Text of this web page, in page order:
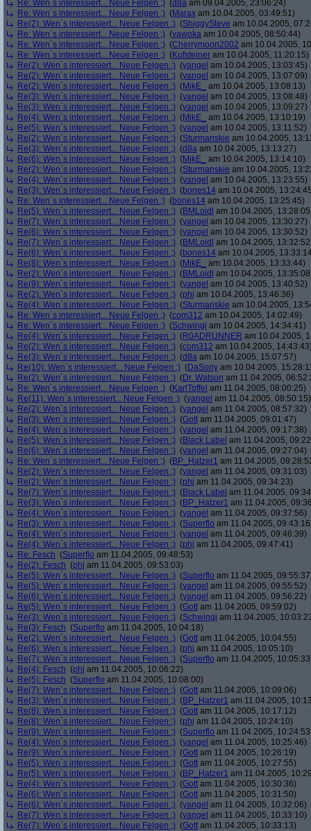
Re: Wen´s interessiert... Neue Felgen ;) (d8a am 09.04.2005, 23:06:24)
Re: Wen´s interessiert... Neue Felgen ;) (Marax am 10.04.2005, 03:49:51)
Re(2): Wen´s interessiert... Neue Felgen ;) (ShiggySteve am 10.04.2005,
Re: Wen´s interessiert... Neue Felgen ;) (vawoka am 10.04.2005, 08:50:44)
Re: Wen´s interessiert... Neue Felgen ;) (Cherrymoon2002 am 10.04.2005,
Re: Wen´s interessiert... Neue Felgen ;) (Kufsteiner am 10.04.2005, 11:20:15)
Re(2): Wen´s interessiert... Neue Felgen ;) (yangel am 10.04.2005, 13:03:45)
Re(2): Wen´s interessiert... Neue Felgen ;) (yangel am 10.04.2005, 13:07:09)
Re(2): Wen´s interessiert... Neue Felgen ;) (MikE_
am 10.04.2005, 13:08:13)
Re(3): Wen´s interessiert... Neue Felgen ;) (yangel am 10.04.2005, 13:08:48)
Re(3): Wen´s interessiert... Neue Felgen ;) (yangel am 10.04.2005, 13:09:27)
Re(4): Wen´s interessiert... Neue Felgen ;) (MikE_
am 10.04.2005, 13:10:19)
Re(5): Wen´s interessiert... Neue Felgen ;) (yangel am 10.04.2005, 13:11:52)
Re(2): Wen´s interessiert... Neue Felgen ;) (Sturmanskie am 10.04.2005,
Re(3): Wen´s interessiert... Neue Felgen ;) (d8a am 10.04.2005, 13:13:27)
Re(6): Wen´s interessiert... Neue Felgen ;) (MikE_
am 10.04.2005, 13:14:10)
Re(2): Wen´s interessiert... Neue Felgen ;) (Sturmanskie am 10.04.2005,
Re(4): Wen´s interessiert... Neue Felgen ;) (yangel am 10.04.2005, 13:23:55)
Re(3): Wen´s interessiert... Neue Felgen ;) (bones14 am 10.04.2005,
Re: Wen´s interessiert... Neue Felgen ;) (bones14 am 10.04.2005, 13:25:45)
Re(5): Wen´s interessiert... Neue Felgen ;) (BMLoidl am 10.04.2005,
Re(7): Wen´s interessiert... Neue Felgen ;) (yangel am 10.04.2005, 13:30:27)
Re(6): Wen´s interessiert... Neue Felgen ;) (yangel am 10.04.2005, 13:30:52)
Re(7): Wen´s interessiert... Neue Felgen ;) (BMLoidl am 10.04.2005,
Re(6): Wen´s interessiert... Neue Felgen ;) (bones14 am 10.04.2005,
Re(8): Wen´s interessiert... Neue Felgen ;) (MikE_
am 10.04.2005, 13:33:44)
Re(2): Wen´s interessiert... Neue Felgen ;) (BMLoidl am 10.04.2005,
Re(9): Wen´s interessiert... Neue Felgen ;) (yangel am 10.04.2005, 13:40:52)
Re(2): Wen´s interessiert... Neue Felgen ;) (phj am 10.04.2005, 13:46:36)
Re(4): Wen´s interessiert... Neue Felgen ;) (Sturmanskie am 10.04.2005,
Re: Wen´s interessiert... Neue Felgen ;) (com312 am 10.04.2005, 14:02:49)
Re: Wen´s interessiert... Neue Felgen ;) (Schwingi am 10.04.2005, 14:34:41)
Re(4): Wen´s interessiert... Neue Felgen ;) (R0ADRUNNER am 10.04.2005,
Re(2): Wen´s interessiert... Neue Felgen ;) (com312 am 10.04.2005,
Re(3): Wen´s interessiert... Neue Felgen ;) (d8a am 10.04.2005, 15:07:57)
Re(10): Wen´s interessiert... Neue Felgen ;) (DaSony am 10.04.2005,
Re(2): Wen´s interessiert... Neue Felgen ;) (Dr. Watson am 11.04.2005,
Re: Wen´s interessiert... Neue Felgen ;) (KarlToffel am 11.04.2005, 08:00:25)
Re(11): Wen´s interessiert... Neue Felgen ;) (yangel am 11.04.2005, 08:50:15)
Re(2): Wen´s interessiert... Neue Felgen ;) (yangel am 11.04.2005, 08:57:32)
Re(3): Wen´s interessiert... Neue Felgen ;) (Gott am 11.04.2005, 09:01:47)
Re(4): Wen´s interessiert... Neue Felgen ;) (yangel am 11.04.2005, 09:17:38)
Re(5): Wen´s interessiert... Neue Felgen ;) (Black Label am 11.04.2005,
Re(6): Wen´s interessiert... Neue Felgen ;) (yangel am 11.04.2005, 09:27:04)
Re: Wen´s interessiert... Neue Felgen ;) (BP_Hatzer1 am 11.04.2005,
Re(2): Wen´s interessiert... Neue Felgen ;) (yangel am 11.04.2005, 09:31:03)
Re(2): Wen´s interessiert... Neue Felgen ;) (phj am 11.04.2005, 09:34:23)
Re(7): Wen´s interessiert... Neue Felgen ;) (Black Label am 11.04.2005,
Re(3): Wen´s interessiert... Neue Felgen ;) (BP_Hatzer1 am 11.04.2005,
Re(4): Wen´s interessiert... Neue Felgen ;) (yangel am 11.04.2005, 09:37:56)
Re(3): Wen´s interessiert... Neue Felgen ;) (Superflo am 11.04.2005,
Re(4): Wen´s interessiert... Neue Felgen ;) (yangel am 11.04.2005, 09:46:39)
Re(4): Wen´s interessiert... Neue Felgen ;) (phj am 11.04.2005, 09:47:41)
Re: Fesch (Superflo am 11.04.2005, 09:48:53)
Re(2): Fesch (phj am 11.04.2005, 09:53:03)
Re(5): Wen´s interessiert... Neue Felgen ;) (Superflo am 11.04.2005,
Re(5): Wen´s interessiert... Neue Felgen ;) (yangel am 11.04.2005, 09:55:52)
Re(6): Wen´s interessiert... Neue Felgen ;) (yangel am 11.04.2005, 09:56:22)
Re(5): Wen´s interessiert... Neue Felgen ;) (Gott am 11.04.2005, 09:59:02)
Re(3): Wen´s interessiert... Neue Felgen ;) (Schwingi am 11.04.2005,
Re(3): Fesch (Superflo am 11.04.2005, 10:04:18)
Re(2): Wen´s interessiert... Neue Felgen ;) (Gott am 11.04.2005, 10:04:55)
Re(6): Wen´s interessiert... Neue Felgen ;) (phj am 11.04.2005, 10:05:10)
Re(7): Wen´s interessiert... Neue Felgen ;) (Superflo am 11.04.2005,
Re(4): Fesch (phj am 11.04.2005, 10:06:22)
Re(5): Fesch (Superflo am 11.04.2005, 10:08:00)
Re(7): Wen´s interessiert... Neue Felgen ;) (Gott am 11.04.2005, 10:09:06)
Re(3): Wen´s interessiert... Neue Felgen ;) (BP_Hatzer1 am 11.04.2005,
Re(8): Wen´s interessiert... Neue Felgen ;) (Gott am 11.04.2005, 10:17:12)
Re(8): Wen´s interessiert... Neue Felgen ;) (phj am 11.04.2005, 10:24:10)
Re(9): Wen´s interessiert... Neue Felgen ;) (Superflo am 11.04.2005,
Re(4): Wen´s interessiert... Neue Felgen ;) (yangel am 11.04.2005, 10:25:46)
Re(9): Wen´s interessiert... Neue Felgen ;) (Gott am 11.04.2005, 10:26:19)
Re(5): Wen´s interessiert... Neue Felgen ;) (Gott am 11.04.2005, 10:27:55)
Re(5): Wen´s interessiert... Neue Felgen ;) (BP_Hatzer1 am 11.04.2005,
Re(4): Wen´s interessiert... Neue Felgen ;) (Gott am 11.04.2005, 10:30:36)
Re(6): Wen´s interessiert... Neue Felgen ;) (Gott am 11.04.2005, 10:31:50)
Re(6): Wen´s interessiert... Neue Felgen ;) (yangel am 11.04.2005, 10:32:06)
Re(7): Wen´s interessiert... Neue Felgen ;) (yangel am 11.04.2005, 10:33:10)
Re(7): Wen´s interessiert... Neue Felgen ;) (Gott am 11.04.2005, 10:33:13)